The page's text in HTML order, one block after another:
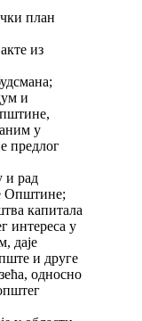
план
из
и
у
предлог
и рад
Општине;
капитала
интереса у
даје
и друге
односно